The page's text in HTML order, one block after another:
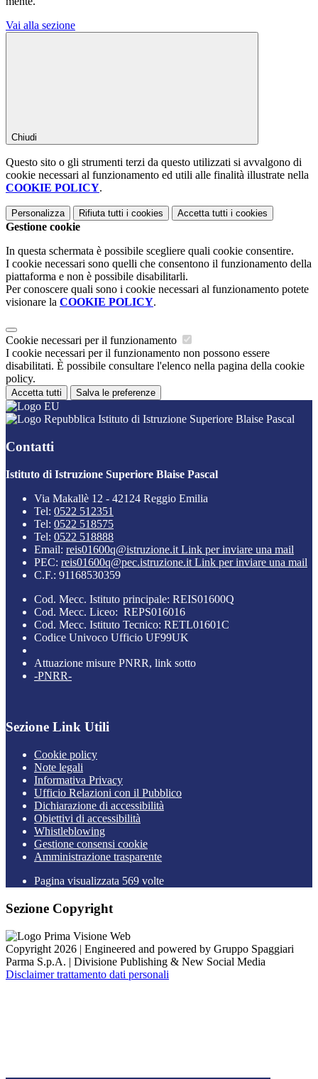
Vai alla sezione
Chiudi
Questo sito o gli strumenti terzi da questo utilizzati si avvalgono di
cookie necessari al funzionamento ed utili alle finalità illustrate nella
COOKIE POLICY.
Personalizza Rifiuta tutti i cookies Accetta tutti i cookies
Gestione cookie
In questa schermata è possibile scegliere quali cookie consentire.
I cookie necessari sono quelli che consentono il funzionamento della
piattaforma e non è possibile disabilitarli.
Per conoscere quali sono i cookie necessari al funzionamento potete
visionare la COOKIE POLICY.
Cookie necessari per il funzionamento
I cookie necessari per il funzionamento non possono essere
disabilitati. È possibile consultare l'elenco nella pagina della cookie
policy.
Accetta tutti Salva le preferenze
Istituto di Istruzione Superiore Blaise Pascal
Contatti
Istituto di Istruzione Superiore Blaise Pascal
Via Makallè 12 - 42124 Reggio Emilia
Tel: 0522 512351
Tel: 0522 518575
Tel: 0522 518888
Email: reis01600q@istruzione.it Link per inviare una mail
PEC: reis01600q@pec.istruzione.it Link per inviare una mail
C.F.: 91168530359
Cod. Mecc. Istituto principale: REIS01600Q
Cod. Mecc. Liceo: REPS016016
Cod. Mecc. Istituto Tecnico: RETL01601C
Codice Univoco Ufficio UF99UK
Attuazione misure PNRR, link sotto
-PNRR-
Sezione Link Utili
Cookie policy
Note legali
Informativa Privacy
Ufficio Relazioni con il Pubblico
Dichiarazione di accessibilità
Obiettivi di accessibilità
Whistleblowing
Gestione consensi cookie
Amministrazione trasparente
Pagina visualizzata 569 volte
Sezione Copyright
Copyright 2026 | Engineered and powered by Gruppo Spaggiari
Parma S.p.A. | Divisione Publishing & New Social Media
Disclaimer trattamento dati personali